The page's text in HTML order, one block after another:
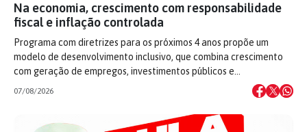
Na economia, crescimento com responsabilidade
fiscal e inflação controlada
Programa com diretrizes para os próximos 4 anos propõe um
modelo de desenvolvimento inclusivo, que combina crescimento
com geração de empregos, investimentos públicos e…
07/08/2026